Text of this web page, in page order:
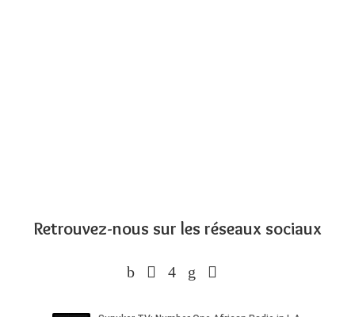
Retrouvez-nous sur les réseaux sociaux